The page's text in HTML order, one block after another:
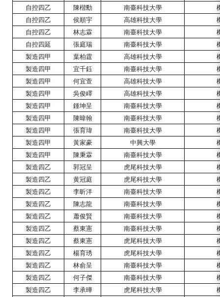
自控四乙 陳楷勳 南臺科技大學
自控四乙 侯順宇 高雄科技大學
自控四乙 林志霖 南臺科技大學
自控四延
張庭瑞 南臺科技大學
製造四甲
葉柏霆 高雄科技大學
製造四甲 宜千鈺 南臺科技大學
製造四甲 何宜萱 高雄科技大學
製造四甲 吳俊嶧 高雄科技大學
製造四甲 鍾坤呈 南臺科技大學
製造四甲
陳暐翰 南臺科技大學
製造四甲
張育瑋 南臺科技大學
製造四甲 黃家豪 中興大學
製造四甲 陳秉霖 南臺科技大學
製造四乙
郭冠呈 虎尾科技大學
製造四乙
黄冠庭 虎尾科技大學
製造四乙
李昕洋 南臺科技大學
製造四乙
陳志龍 南臺科技大學
製造四乙
蕭俊賢 南臺科技大學
製造四乙
蔡東憲 南臺科技大學
製造四乙
蔡東憲 虎尾科技大學
製造四乙 楊育琇 虎尾科技大學
製造四乙 林俞呈 南臺科技大學
製造四乙 何子傑 南臺科技大學
製造四乙 李承曄 虎尾科技大學